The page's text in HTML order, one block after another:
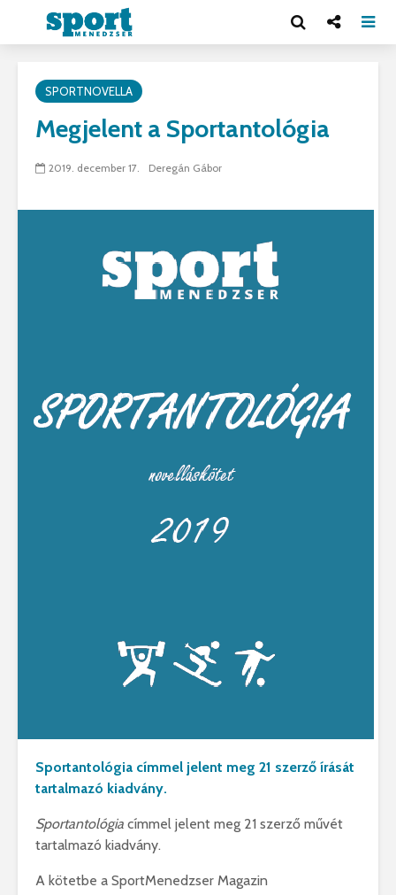
SPORTNOVELLA
Megjelent a Sportantológia
2019. december 17. Deregán Gábor
Sportantológia címmel jelent meg 21 szerző írását
tartalmazó kiadvány.
Sportantológia címmel jelent meg 21 szerző művét
tartalmazó kiadvány.
A kötetbe a SportMenedzser Magazin